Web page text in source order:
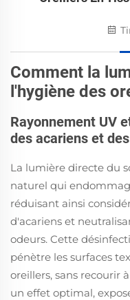
Comment la
l'hygiène des
Rayonnement UV
des acariens et
La lumière directe du
naturel qui
réduisant ainsi
d'acariens et
odeurs. Cette
pénètre les surfaces
oreillers, sans recourir
un effet optimal,